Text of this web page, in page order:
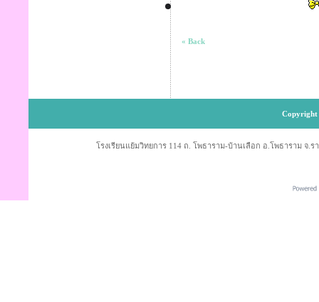
« Back
Copyright
โรงเรียนแย้มวิทยการ 114 ถ. โพธาราม-บ้านเลือก อ.โพธาราม จ.